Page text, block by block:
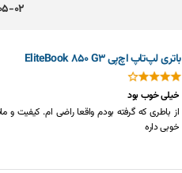
02
باتری لپ‌تاپ اچ‌پی EliteBook 850 G3
خیلی خوب بود
از باطری که گرفته بودم واقعا راضی ام. کیفیت و
خوبی داره